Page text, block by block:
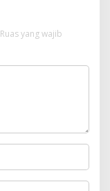
Ruas yang wajib